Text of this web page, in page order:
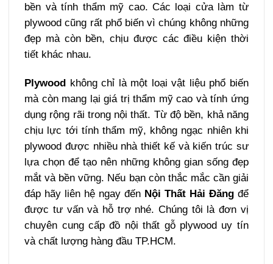
bền và tính thẩm mỹ cao. Các loại cửa làm từ
plywood cũng rất phổ biến vì chúng không những
đẹp mà còn bền, chịu được các điều kiện thời
tiết khác nhau.
Plywood
không chỉ là một loại vật liệu phổ biến
mà còn mang lại giá trị thẩm mỹ cao và tính ứng
dụng rộng rãi trong nội thất. Từ độ bền, khả năng
chịu lực tới tính thẩm mỹ, không ngạc nhiên khi
plywood được nhiều nhà thiết kế và kiến trúc sư
lựa chọn để tạo nên những không gian sống đẹp
mắt và bền vững. Nếu bạn còn thắc mắc cần giải
đáp hãy liên hệ ngay đến Nội Thất Hải Đăngđể
được tư vấn và hỗ trợ nhé. Chúng tôi là đơn vị
chuyên cung cấp đồ nội thất gỗ plywood uy tín
và chất lượng hàng đầu TP.HCM.